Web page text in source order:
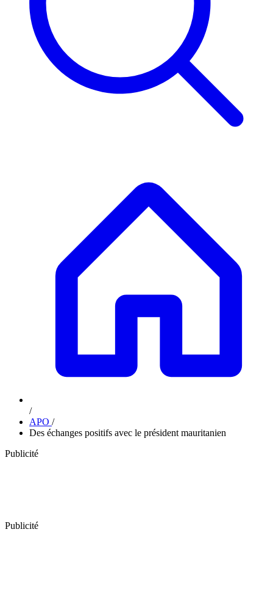
/
APO /
Des échanges positifs avec le président mauritanien
Publicité
Publicité